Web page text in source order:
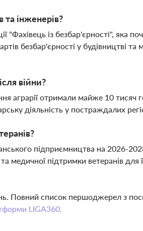
та інженерів?
із безбар'єрності", яка
безбар'єрності у будівництві та
війни?
аграрії отримали майже 10 тисяч
діяльність у постраждалих
підприємництва на 2026-
підтримки ветеранів для
Повний список першоджерел з
LIGA360.